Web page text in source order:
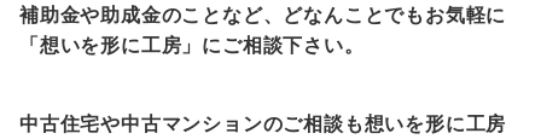
補助金や助成金のことなど、どなんことでもお気軽に
「想いを形に工房」にご相談下さい。
中古住宅や中古マンションのご相談も想いを形に工房